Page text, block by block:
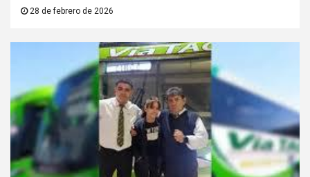
28 de febrero de 2026